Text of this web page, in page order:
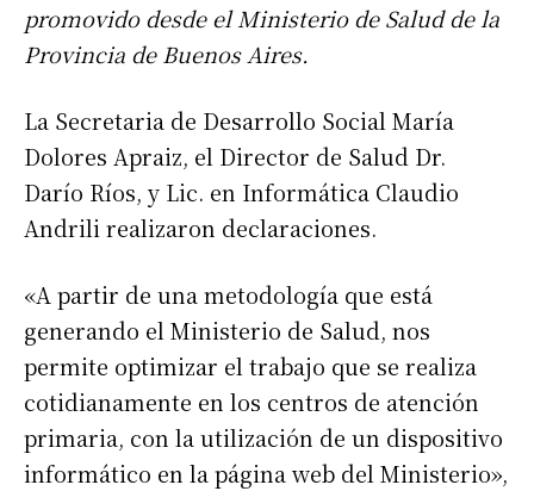
promovido desde el Ministerio de Salud de la
Provincia de Buenos Aires.
La Secretaria de Desarrollo Social María
Dolores Apraiz, el Director de Salud Dr.
Darío Ríos, y Lic. en Informática Claudio
Andrili realizaron declaraciones.
«A partir de una metodología que está
generando el Ministerio de Salud, nos
permite optimizar el trabajo que se realiza
cotidianamente en los centros de atención
primaria, con la utilización de un dispositivo
informático en la página web del Ministerio»,